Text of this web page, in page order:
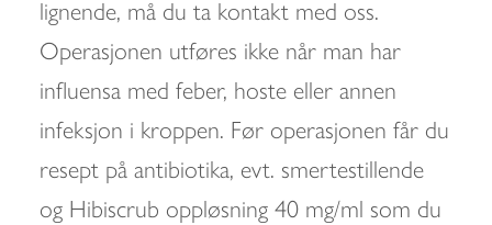
lignende, må du ta kontakt med oss.
Operasjonen utføres ikke når man har
influensa med feber, hoste eller annen
infeksjon i kroppen. Før operasjonen får du
resept på antibiotika, evt. smertestillende
og Hibiscrub oppløsning 40 mg/ml som du